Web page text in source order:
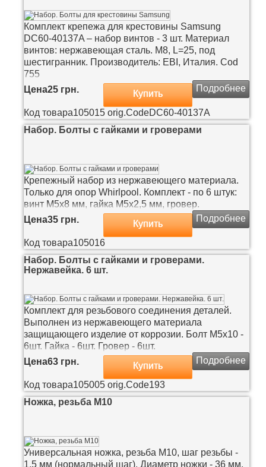
Комплект крепежа для крестовины Samsung
DC60-40137A – набор винтов - 3 шт. Материал
винтов: нержавеющая сталь. M8, L=25, под
шестигранник. Производитель: EBI, Италия. Cod
755
Цена25 грн. Подробнее
Купить
Код товара105015 orig.CodeDC60-40137A
Набор. Болты с гайками и гроверами
Крепежный набор из нержавеющего материала.
Только для опор Whirlpool. Комплект - по 6 штук:
винт М5х8 мм, гайка М5х2,5 мм, гровер.
Цена35 грн. Подробнее
Купить
Код товара105016
Набор. Болты с гайками и гроверами.
Нержавейка. 6 шт.
Комплект для резьбового соединения деталей.
Выполнен из нержавеющего материала
защищающего изделие от коррозии. Болт М5x10 -
6шт. Гайка - 6шт. Гровер - 6шт.
Цена63 грн. Подробнее
Купить
Код товара105005 orig.Code193
Ножка, резьба М10
Универсальная ножка, резьба М10, шаг резьбы -
1,5 мм (нормальный шаг). Диаметр ножки - 36 мм.